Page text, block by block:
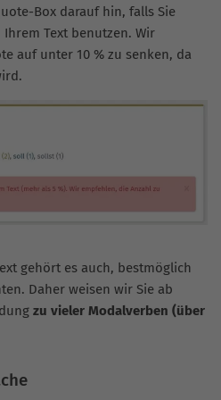
Box darauf hin, falls Sie
Ihrem Text benutzen. Wir
auf unter 10 % zu senken, da
gehört es auch, bestmöglich
Daher weisen wir Sie ab
zu vieler Modalverben (über